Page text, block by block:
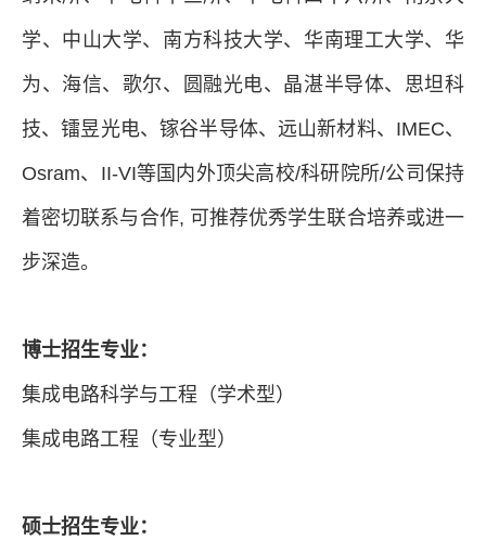
学、中山大学、南方科技大学、华南理工大学、华
为、海信、歌尔、圆融光电、晶湛半导体、 思坦科
技、镭昱光电、镓谷半导体、远山新材料、IMEC、
Osram、II-VI等国内外顶尖高校/科研院所/公司保持
着密切联系与合作, 可推荐优秀学生联合培养或进一
步深造。
博士招生专业：
集成电路科学与工程 （学术型）
集成电路工程 （专业型）
硕士招生专业：